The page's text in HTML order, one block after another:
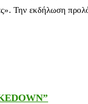
Την εκδήλωση